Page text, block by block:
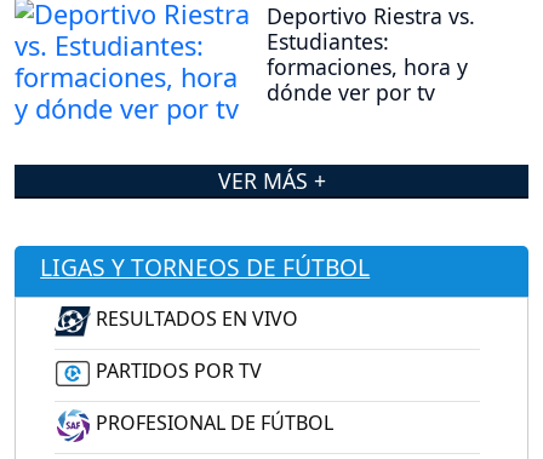
Deportivo Riestra vs.
Estudiantes:
formaciones, hora y
dónde ver por tv
VER MÁS +
LIGAS Y TORNEOS DE FÚTBOL
RESULTADOS EN VIVO
PARTIDOS POR TV
PROFESIONAL DE FÚTBOL